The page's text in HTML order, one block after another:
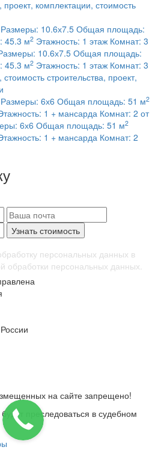
Размеры: 10.6х7.5 Общая площадь:
45.3 м2 Этажность: 1 этаж Комнат: 3
10.6х7.5 Общая площадь:
45.3 м2 Этажность: 1 этаж Комнат: 3
Размеры: 6х6 Общая площадь: 51 м2
1 + мансарда Комнат: 2 от
6х6 Общая площадь: 51 м2
1 + мансарда Комнат: 2
персональных данных в
обработки персональных данных.
на сайте запрещено!
преследоваться в судебном